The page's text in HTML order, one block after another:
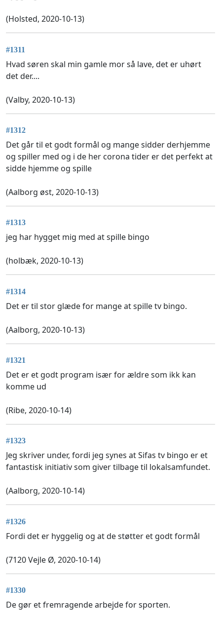
(Holsted, 2020-10-13)
#1311
Hvad søren skal min gamle mor så lave, det er uhørt
det der....
(Valby, 2020-10-13)
#1312
Det går til et godt formål og mange sidder derhjemme
og spiller med og i de her corona tider er det perfekt at
sidde hjemme og spille
(Aalborg øst, 2020-10-13)
#1313
jeg har hygget mig med at spille bingo
(holbæk, 2020-10-13)
#1314
Det er til stor glæde for mange at spille tv bingo.
(Aalborg, 2020-10-13)
#1321
Det er et godt program især for ældre som ikk kan
komme ud
(Ribe, 2020-10-14)
#1323
Jeg skriver under, fordi jeg synes at Sifas tv bingo er et
fantastisk initiativ som giver tilbage til lokalsamfundet.
(Aalborg, 2020-10-14)
#1326
Fordi det er hyggelig og at de støtter et godt formål
(7120 Vejle Ø, 2020-10-14)
#1330
De gør et fremragende arbejde for sporten.